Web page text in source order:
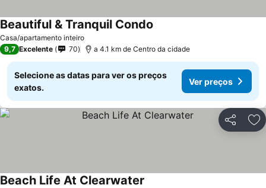
Casa/apartamento inteiro
Beautiful & Tranquil Condo
9,7 Excelente 70 a 4.1 km de Centro da cidade
Selecione as datas para ver os preços
exatos.
Ver preços
Partilhar
Beach Life At Clearwater